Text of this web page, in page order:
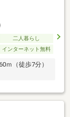
二人暮らし
インターネット無料
ｍ（徒歩7分）